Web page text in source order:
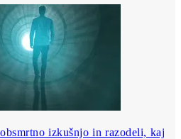
izkušnjo in razodeli, kaj